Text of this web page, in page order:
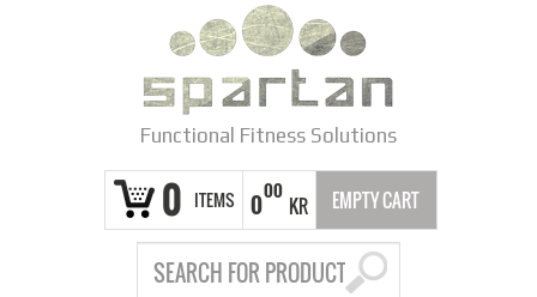
Functional Fitness Solutions
0 ITEMS 000
KR EMPTY CART